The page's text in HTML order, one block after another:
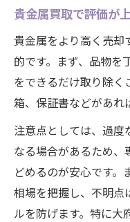
貴金属買取で評価が
貴金属をより高く売却
的です。まず、品物を
をできるだけ取り除く
箱、保証書などがあれ
注意点としては、過度
なる場合があるため、
どめるのが安心です。
相場を把握し、不明点
ルを防げます。特に大